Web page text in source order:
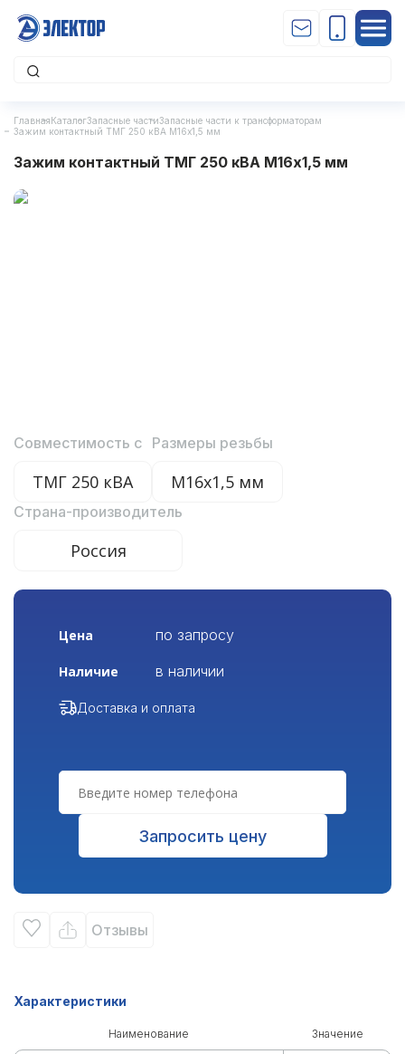
ГлавнаяКаталогЗапасные частиЗапасные части к трансформаторам
Зажим контактный ТМГ 250 кВА М16х1,5 мм
Зажим контактный ТМГ 250 кВА М16х1,5 мм
Совместимость с
ТМГ 250 кВА
Размеры резьбы
М16х1,5 мм
Страна-производитель
Россия
Цена по запросу
Наличие в наличии
Доставка и оплата
Запросить цену
Отзывы
Характеристики
Наименование Значение